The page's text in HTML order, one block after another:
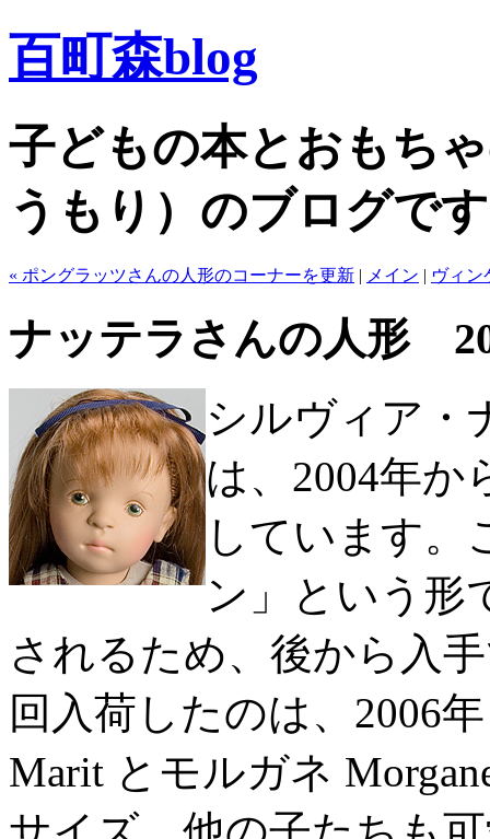
百町森blog
子どもの本とおもち
うもり）のブログで
« ポングラッツさんの人形のコーナーを更新 | メイン | ヴィ
ナッテラさんの人形
シルヴィア・
は、2004年か
しています。
ン」という形
されるため、後から入
回入荷したのは、2006
Marit とモルガネ